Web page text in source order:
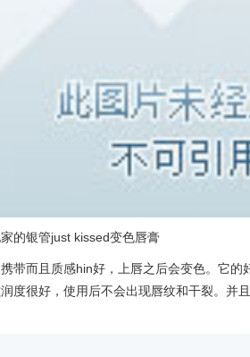
的银管just kissed变色唇膏
带而且质感hin好，上唇之后会变色。它
度很好，使用后不会出现唇纹和干裂。并